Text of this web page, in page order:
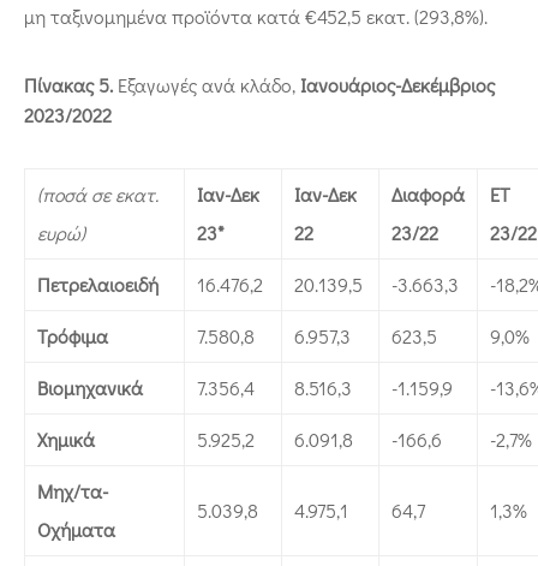
μη ταξινομημένα προϊόντα κατά €452,5 εκατ. (293,8%).
Πίνακας 5. Εξαγωγές ανά κλάδο, Ιανουάριος-Δεκέμβριος
2023/2022
(ποσά σε εκατ.
ευρώ)
Ιαν-Δεκ
23*
Ιαν-Δεκ
22
Διαφορά
23/22
ΕΤ
23/22
Πετρελαιοειδή 16.476,2 20.139,5 -3.663,3 -
Τρόφιμα 7.580,8 6.957,3 623,5 9,0%
Βιομηχανικά 7.356,4 8.516,3 -1.159,9 -
Χημικά 5.925,2 6.091,8 -166,6 -2,7%
Μηχ/τα-
Οχήματα
5.039,8 4.975,1 64,7 1,3%